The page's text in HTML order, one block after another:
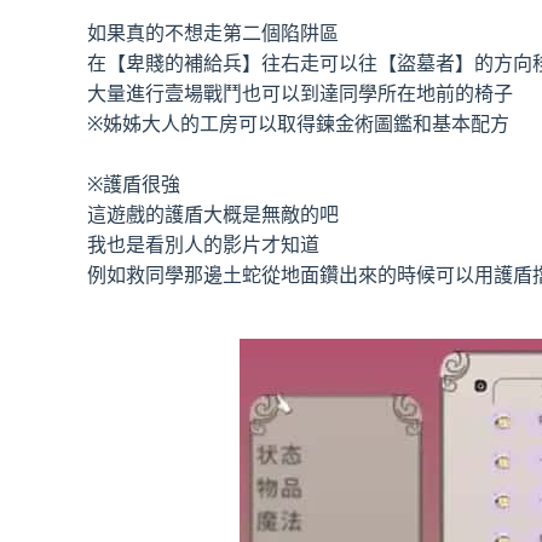
如果真的不想走第二個陷阱區
在【卑賤的補給兵】往右走可以往【盜墓者】的方向
大量進行壹場戰鬥也可以到達同學所在地前的椅子
※姊姊大人的工房可以取得鍊金術圖鑑和基本配方
※護盾很強
這遊戲的護盾大概是無敵的吧
我也是看別人的影片才知道
例如救同學那邊土蛇從地面鑽出來的時候可以用護盾